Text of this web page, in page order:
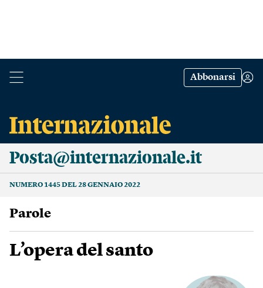
Abbonarsi
Posta@internazionale.it
NUMERO 1445 DEL 28 GENNAIO 2022
Parole
L’opera del santo